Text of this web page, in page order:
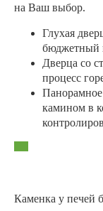
на Ваш выбор.
Глухая
бюджетный
Дверца со
процесс
камином в
Каменка у печей